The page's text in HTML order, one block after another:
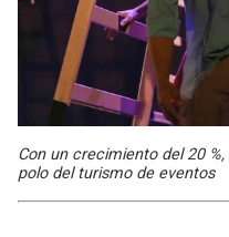
Con un crecimiento del 20
polo del turismo de eventos